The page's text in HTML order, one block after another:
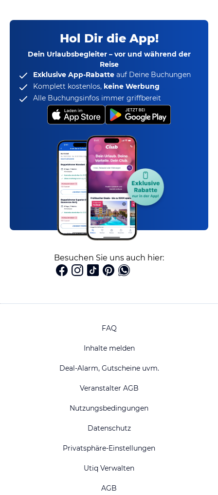
Hol Dir die App!
Dein Urlaubsbegleiter – vor und während der
Reise
Exklusive App-Rabatte auf Deine Buchungen
Komplett kostenlos, keine Werbung
Alle Buchungsinfos immer griffbereit
Besuchen Sie uns auch hier:
FAQ
Inhalte melden
Deal-Alarm, Gutscheine uvm.
Veranstalter AGB
Nutzungsbedingungen
Datenschutz
Privatsphäre-Einstellungen
Utiq Verwalten
AGB